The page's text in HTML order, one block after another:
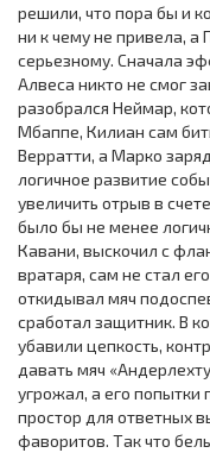
решили, что пора бы и
ни к чему не привела,
серьезному. Сначала
Алвеса никто не смог
разобрался Неймар,
Мбаппе, Килиан сам
Верратти, а Марко
логичное развитие
увеличить отрыв в
было бы не менее
Кавани, выскочил с
вратаря, сам не стал
откидывал мяч
сработал защитник. В
убавили цепкость,
давать мяч
угрожал, а его попытки
простор для ответных
фаворитов. Так что